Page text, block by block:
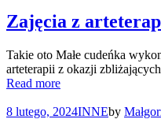
Zajęcia z
Takie oto Małe cudeńka
arteterapii z okazji
Read more
8 lutego, 2024INNEby